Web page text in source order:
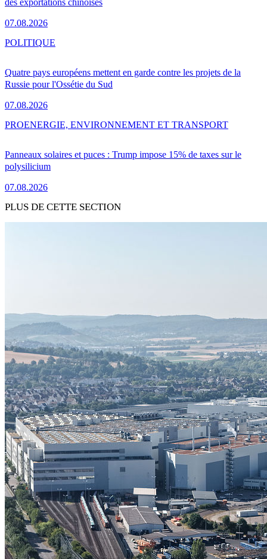
des exportations chinoises
07.08.2026
Quatre pays européens mettent en garde contre les projets de la
Russie pour l'Ossétie du Sud
07.08.2026
POLITIQUE
Panneaux solaires et puces : Trump impose 15% de taxes sur le
polysilicium
07.08.2026
PROENERGIE, ENVIRONNEMENT ET TRANSPORT
PLUS DE CETTE SECTION